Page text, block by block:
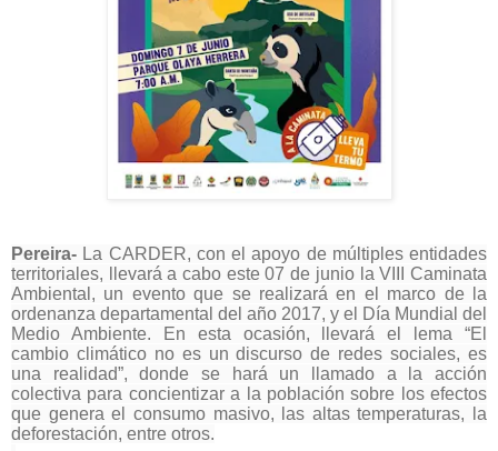
Pereira- La CARDER, con el apoyo de múltiples entidades
territoriales, llevará a cabo este 07 de junio la VIII Caminata
Ambiental, un evento que se realizará en el marco de la
ordenanza departamental del año 2017, y el Día Mundial del
Medio Ambiente. En esta ocasión, llevará el lema “El
cambio climático no es un discurso de redes sociales, es
una realidad”, donde se hará un llamado a la acción
colectiva para concientizar a la población sobre los efectos
que genera el consumo masivo, las altas temperaturas, la
deforestación, entre otros.